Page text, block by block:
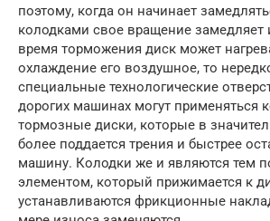
поэтому, когда он начинает
колодками свое вращение замедляет
время торможения диск может
охлаждение его воздушное, то
специальные технологические
дорогих машинах могут применяться
тормозные диски, которые в
более поддается трения и быстрее
машину. Колодки же и являются тем
элементом, который прижимается к
устанавливаются фрикционные